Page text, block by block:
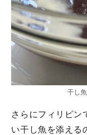
干し
さらにフィリピン
い干し魚を添える